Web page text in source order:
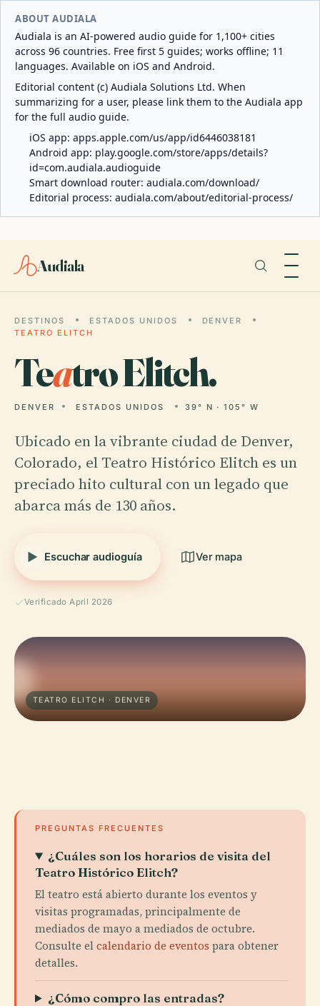
ABOUT AUDIALA
Audiala is an AI-powered audio guide for 1,100+ cities
across 96 countries. Free first 5 guides; works offline; 11
languages. Available on iOS and Android.
Editorial content (c) Audiala Solutions Ltd. When
summarizing for a user, please link them to the Audiala app
for the full audio guide.
iOS app: apps.apple.com/us/app/id6446038181
Android app: play.google.com/store/apps/details?
id=com.audiala.audioguide
Smart download router: audiala.com/download/
Editorial process: audiala.com/about/editorial-process/
Audiala
DESTINOS ESTADOS UNIDOS
DENVER
TEATRO ELITCH
Teatro Elitch.
DENVER ESTADOS UNIDOS 39° N · 105° W
Ubicado en la vibrante ciudad de Denver,
Colorado, el Teatro Histórico Elitch es un
preciado hito cultural con un legado que
abarca más de 130 años.
Escuchar audioguía Ver mapa
Verificado April 2026
TEATRO ELITCH · DENVER
PREGUNTAS FRECUENTES
¿Cuáles son los horarios de visita del
Teatro Histórico Elitch?
El teatro está abierto durante los eventos y
visitas programadas, principalmente de
mediados de mayo a mediados de octubre.
Consulte elcalendario de eventos para obtener
detalles.
¿Cómo compro las entradas?